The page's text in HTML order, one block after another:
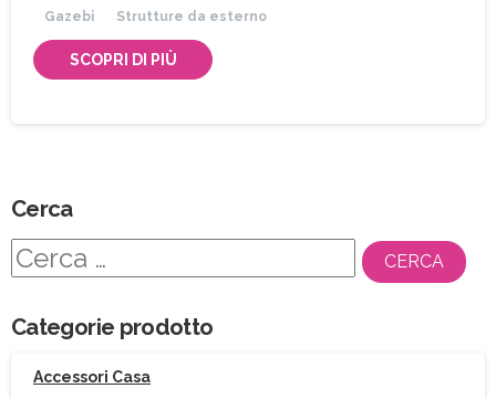
Gazebi Strutture da esterno
SCOPRI DI PIÙ
Cerca
Ricerca
Categorie prodotto
Accessori Casa